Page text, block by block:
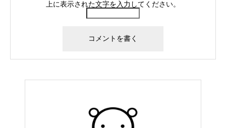
上に表示された文字を入力してください。